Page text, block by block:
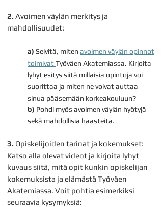
2. Avoimen väylän merkitys ja
mahdollisuudet:
a) Selvitä, miten avoimen väylän opinnot
toimivatTyöväen Akatemiassa. Kirjoita
lyhyt esitys siitä millaisia opintoja voi
suorittaa ja miten ne voivat auttaa
sinua pääsemään korkeakouluun?
b) Pohdi myös avoimen väylän hyötyjä
sekä mahdollisia haasteita.
3. Opiskelijoiden tarinat ja kokemukset:
Katso alla olevat videot ja kirjoita lyhyt
kuvaus siitä, mitä opit kunkin opiskelijan
kokemuksista ja elämästä Työväen
Akatemiassa. Voit pohtia esimerkiksi
seuraavia kysymyksiä: